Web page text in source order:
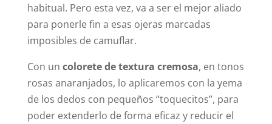
habitual. Pero esta vez, va a ser el mejor aliado
para ponerle fin a esas ojeras marcadas
imposibles de camuflar.
Con un colorete de textura cremosa, en tonos
rosas anaranjados, lo aplicaremos con la yema
de los dedos con pequeños “toquecitos”, para
poder extenderlo de forma eficaz y reducir el